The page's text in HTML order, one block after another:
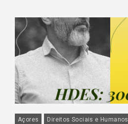
Açores Direitos Sociais e Humanos